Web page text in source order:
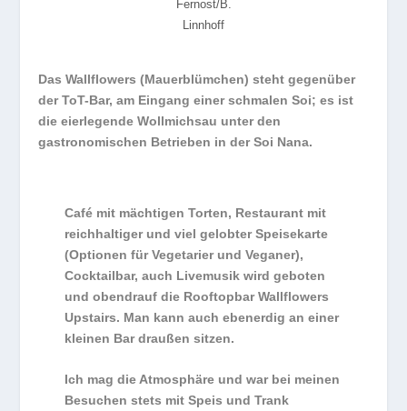
Fernost/B.
Linnhoff
Das Wallflowers (Mauerblümchen) steht gegenüber
der ToT-Bar, am Eingang einer schmalen Soi; es ist
die eierlegende Wollmichsau unter den
gastronomischen Betrieben in der Soi Nana.
Café mit mächtigen Torten, Restaurant mit
reichhaltiger und viel gelobter Speisekarte
(Optionen für Vegetarier und Veganer),
Cocktailbar, auch Livemusik wird geboten
und obendrauf die Rooftopbar Wallflowers
Upstairs. Man kann auch ebenerdig an einer
kleinen Bar draußen sitzen.
Ich mag die Atmosphäre und war bei meinen
Besuchen stets mit Speis und Trank